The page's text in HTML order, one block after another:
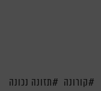
קורונה תזונה נכונה